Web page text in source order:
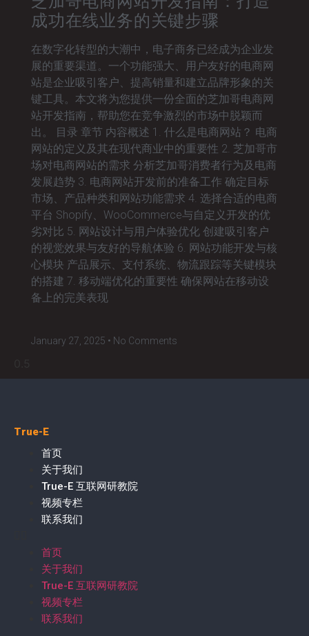
成功在线业务的关键步骤
在数字化转型的大潮中，电子商务已经成为企业发
展的重要渠道。一个功能强大、用户友好的电商网
站是企业吸引客户、提高销量和建立品牌形象的关
键工具。本文将为您提供一份全面的芝加哥电商网
站开发指南，帮助您在竞争激烈的市场中脱颖而
出。 目录 章节 内容概述 1. 什么是电商网站？ 电商
网站的定义及其在现代商业中的重要性 2. 芝加哥市
场对电商网站的需求 分析芝加哥消费者行为及电商
发展趋势 3. 电商网站开发前的准备工作 确定目标
市场、产品种类和网站功能需求 4. 选择合适的电商
平台 Shopify、WooCommerce与自定义开发的优
劣对比 5. 网站设计与用户体验优化 创建吸引客户
的视觉效果与友好的导航体验 6. 网站功能开发与核
心模块 产品展示、支付系统、物流跟踪等关键模块
的搭建 7. 移动端优化的重要性 确保网站在移动设
备上的完美表现
January 27, 2025 No Comments
True-E
首页
关于我们
True-E 互联网研教院
视频专栏
联系我们
首页
关于我们
True-E 互联网研教院
视频专栏
联系我们